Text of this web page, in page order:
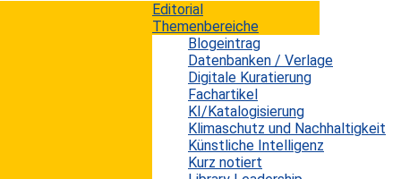
Editorial
Themenbereiche
Blogeintrag
Datenbanken / Verlage
Digitale Kuratierung
Fachartikel
KI/Katalogisierung
Klimaschutz und Nachhaltigkeit
Künstliche Intelligenz
Kurz notiert
Datum: 3. Dezember 2016
Autor: Erwin König
Social Bots sind eine neue Gefahr im Internet, der
sich bisher nur die wenigsten Menschen bewusst
sind. Bots kann man definieren als von Menschen
erstellte Software-Programme, die automatisiert